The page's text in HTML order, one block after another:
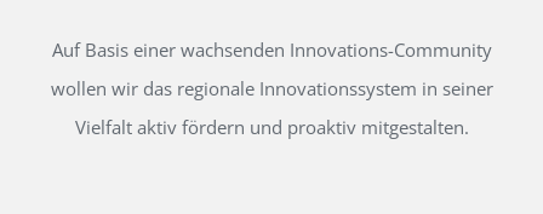
Auf Basis einer wachsenden Innovations-Community
wollen wir das regionale Innovationssystem in seiner
Vielfalt aktiv fördern und proaktiv mitgestalten.